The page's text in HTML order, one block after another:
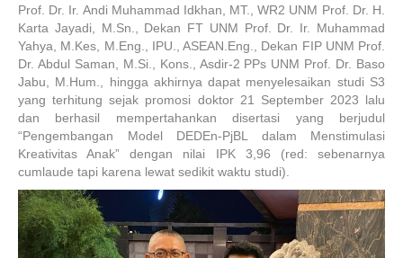
Prof. Dr. Ir. Andi Muhammad Idkhan, MT., WR2 UNM Prof. Dr. H.
Karta Jayadi, M.Sn., Dekan FT UNM Prof. Dr. Ir. Muhammad
Yahya, M.Kes, M.Eng., IPU., ASEAN.Eng., Dekan FIP UNM Prof.
Dr. Abdul Saman, M.Si., Kons., Asdir-2 PPs UNM Prof. Dr. Baso
Jabu, M.Hum., hingga akhirnya dapat menyelesaikan studi S3
yang terhitung sejak promosi doktor 21 September 2023 lalu
dan berhasil mempertahankan disertasi yang berjudul
“Pengembangan Model DEDEn-PjBL dalam Menstimulasi
Kreativitas Anak” dengan nilai IPK 3,96 (red: sebenarnya
cumlaude tapi karena lewat sedikit waktu studi).